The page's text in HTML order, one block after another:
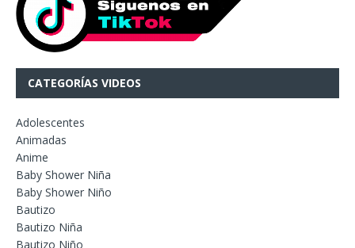
CATEGORÍAS VIDEOS
Adolescentes
Animadas
Anime
Baby Shower Niña
Baby Shower Niño
Bautizo
Bautizo Niña
Bautizo Niño